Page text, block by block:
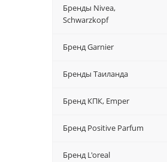
Бренды Nivea,
Schwarzkopf
Бренд Garnier
Бренды Таиланда
Бренд КПК, Emper
Бренд Positive Parfum
Бренд L'oreal